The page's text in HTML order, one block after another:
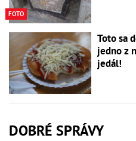
FOTO
Toto sa
jedno z
jedál!
DOBRÉ SPRÁVY